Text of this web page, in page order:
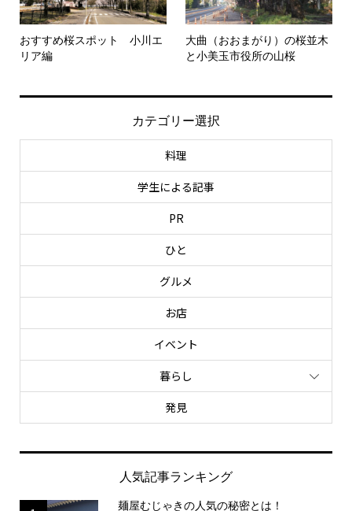
おすすめ桜スポット 小川エ
リア編
大曲（おおまがり）の桜並木
と小美玉市役所の山桜
カテゴリー選択
料理
学生による記事
PR
ひと
グルメ
お店
イベント
暮らし
発見
人気記事ランキング
麺屋むじゃきの人気の秘密とは！